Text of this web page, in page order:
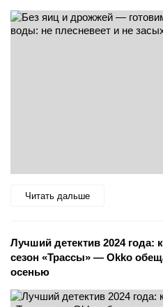
Читать дальше
Лучший детектив 2024 года:
сезон «Трассы» — Okko
осенью